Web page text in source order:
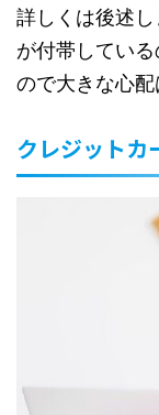
詳しくは後述
が付帯してい
ので大きな心配
クレジットカ